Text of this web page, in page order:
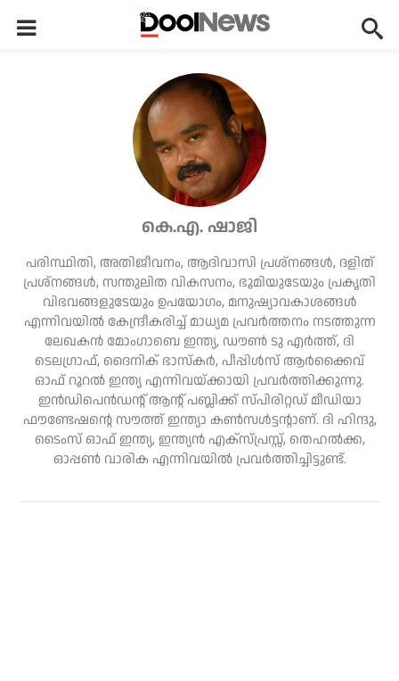
കെ.എ. ഷാജി
പരിസ്ഥിതി, അതിജീവനം, ആദിവാസി പ്രശ്‌നങ്ങള്‍, ദളിത്
പ്രശ്‌നങ്ങള്‍, സന്തുലിത വികസനം, ഭൂമിയുടേയും പ്രകൃതി
വിഭവങ്ങളുടേയും ഉപയോഗം, മനുഷ്യാവകാശങ്ങള്‍
എന്നിവയില്‍ കേന്ദ്രീകരിച്ച് മാധ്യമ പ്രവര്‍ത്തനം നടത്തുന്ന
ലേഖകന്‍ മോംഗാബെ ഇന്ത്യ, ഡൗണ്‍ ടു എര്‍ത്ത്, ദി
ടെലഗ്രാഫ്, ദൈനിക് ഭാസ്‌കര്‍, പീപ്പിള്‍സ് ആര്‍ക്കൈവ്
ഓഫ് റൂറല്‍ ഇന്ത്യ എന്നിവയ്ക്കായി പ്രവര്‍ത്തിക്കുന്നു.
ഇന്‍ഡിപെന്‍ഡന്റ് ആന്റ് പബ്ലിക്ക് സ്പിരിറ്റഡ് മീഡിയാ
ഫൗണ്ടേഷന്റെ സൗത്ത് ഇന്ത്യാ കണ്‍സള്‍ട്ടന്റാണ്. ദി ഹിന്ദു,
ടൈംസ് ഓഫ് ഇന്ത്യ, ഇന്ത്യന്‍ എക്‌സ്പ്രസ്സ്, തെഹല്‍ക്ക,
ഓപ്പണ്‍ വാരിക എന്നിവയില്‍ പ്രവര്‍ത്തിച്ചിട്ടുണ്ട്.